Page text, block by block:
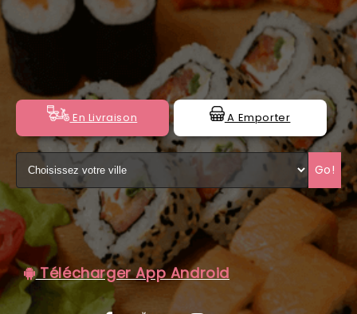
ACCUEIL
VOTRE COMPTE
NOTRE RESTAURANT
VOS AVIS
MENTIONS LÉGALES
C.G.V
En Livraison A Emporter
Go!
Télécharger App Android